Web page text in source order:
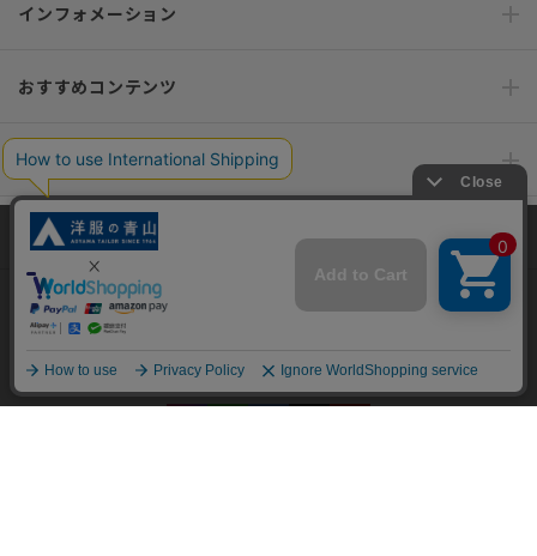
インフォメーション
おすすめコンテンツ
ポリシー・企業情報
オーダースーツなら SHITATE
OFFICIAL SNS
当サイトでは、快適な閲覧体験とコンテンツ改善のためにCookieを使用
しています。閲覧を続けることで、Cookieの使用に同意したものとみな
します。詳細については
同意して閉じる